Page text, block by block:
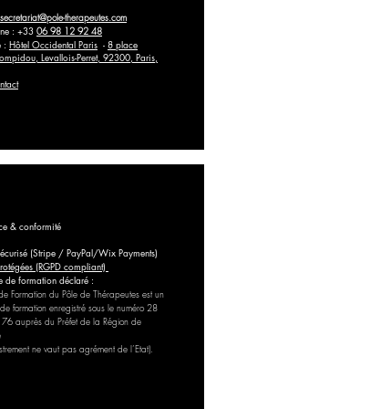
secretariat@pole-therapeutes.com
: +33 06 98 12 92 48
: Hôtel Occidental Paris - 8 place
Levallois-Perret, 92300, Paris,
& conformité
(Stripe / PayPal/Wix Payments)
(RGPD compliant)
de formation déclaré :
Formation du Pôle de Thérapeutes est un
formation enregistré sous le numéro 28
auprès du Préfet de la Région de
ne vaut pas agrément de l’Etat).